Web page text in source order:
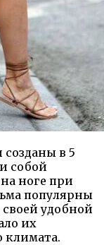
в 5
собой
ноге при
популярны
удобной
их
климата.